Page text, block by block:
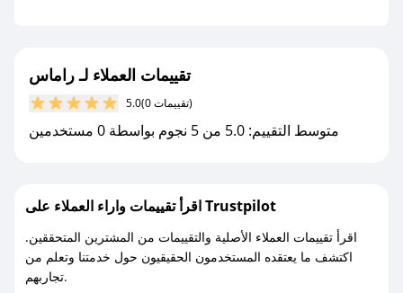
مع صحصح، تسوق بذكاء ووفّر على كل مشترياتك مع
تقييمات العملاء لـ راماس
5.0 (0 تقييمات)
متوسط التقييم: 5.0 من 5 نجوم بواسطة 0 مستخدمين
اقرأ تقييمات واراء العملاء على Trustpilot
اقرأ تقييمات العملاء الأصلية والتقييمات من المشترين المتحققين.
اكتشف ما يعتقده المستخدمون الحقيقيون حول خدمتنا وتعلم من
تجاربهم.